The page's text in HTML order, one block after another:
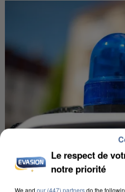
IL TUE SON FILS ET
Le respect de
notre priorité
We and our (447) partnersdo the